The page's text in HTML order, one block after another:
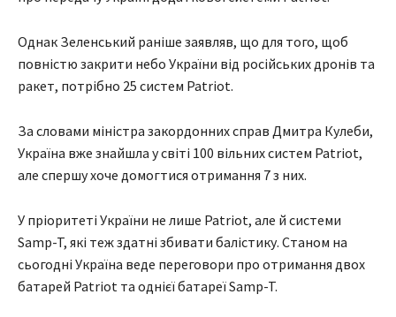
Однак Зеленський раніше заявляв, що для того, щоб
повністю закрити небо України від російських дронів та
ракет, потрібно 25 систем Patriot.
За словами міністра закордонних справ Дмитра Кулеби,
Україна вже знайшла у світі 100 вільних систем Patriot,
але спершу хоче домогтися отримання 7 з них.
У пріоритеті України не лише Patriot, але й системи
Samp-T, які теж здатні збивати балістику. Станом на
сьогодні Україна веде переговори про отримання двох
батарей Patriot та однієї батареї Samp-T.